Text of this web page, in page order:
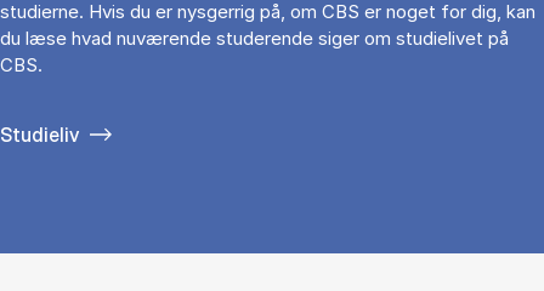
studierne. Hvis du er nysgerrig på, om CBS er noget for dig, kan
du læse hvad nuværende studerende siger om studielivet på
CBS.
Studieliv